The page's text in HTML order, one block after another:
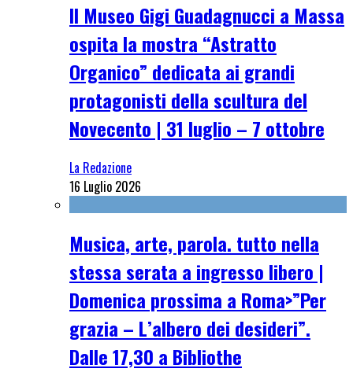
Il Museo Gigi Guadagnucci a Massa
ospita la mostra “Astratto
Organico” dedicata ai grandi
protagonisti della scultura del
Novecento | 31 luglio – 7 ottobre
La Redazione
16 Luglio 2026
Musica, arte, parola. tutto nella
stessa serata a ingresso libero |
Domenica prossima a Roma>”Per
grazia – L’albero dei desideri”.
Dalle 17,30 a Bibliothe